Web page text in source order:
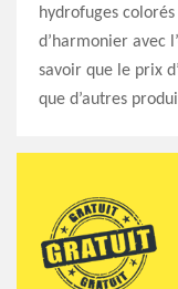
hydrofuges
d’harmonier avec
savoir que le prix
que d’autres